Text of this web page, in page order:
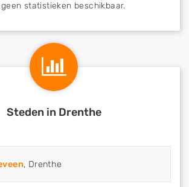
statistieken beschikbaar.
Steden in Drenthe
, Drenthe